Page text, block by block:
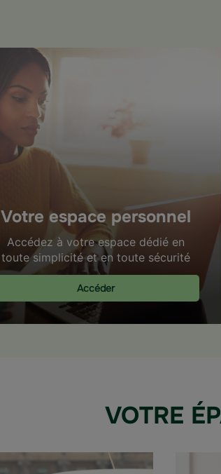
Votre espace personnel
Accédez à votre espace dédié en
toute simplicité et en toute sécurité
Accéder
VOTRE